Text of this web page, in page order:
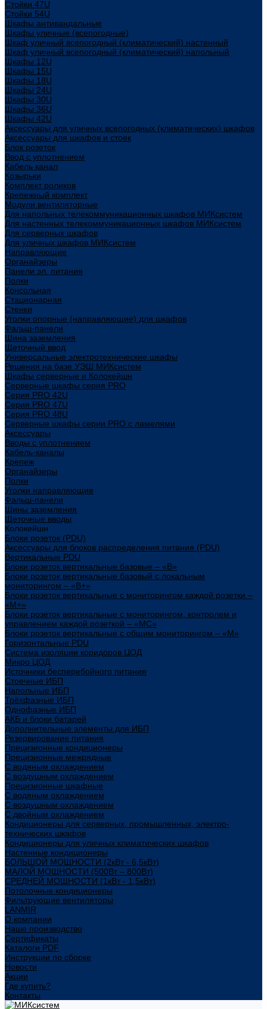
Стойки 47U
Стойки 54U
Шкафы антивандальные
Шкафы уличные (всепогодные)
Шкаф уличный всепогодный (климатический) настенный
Шкаф уличный всепогодный (климатический) напольный
Шкафы 12U
Шкафы 15U
Шкафы 18U
Шкафы 24U
Шкафы 30U
Шкафы 36U
Шкафы 42U
Аксессуары для уличных всепогодных (климатических) шкафов
Аксессуары для шкафов и стоек
Блок розеток
Ввод с уплотнением
Кабель канал
Козырьки
Комплект роликов
Крепежный комплект
Модули вентиляторные
Для напольных телекоммуникационных шкафов МИКсистем
Для настенных телекоммуникационных шкафов МИКсистем
Для серверных шкафов
Для уличных шкафов МИКсистем
Направляющие
Органайзеры
Панели эл. питания
Полки
Консольная
Стационарная
Стенки
Уголки опорные (направляющие) для шкафов
Фальш-панели
Шина заземления
Щеточный ввод
Универсальные электротехнические шкафы
Решения на базе УЭШ МИКсистем
Шкафы серверные и Колокейшн
Серверные шкафы серия PRO
Серия PRO 42U
Серия PRO 47U
Серия PRO 48U
Серверные шкафы серии PRO с ламелями
Аксессуары
Вводы с уплотнением
Кабель-каналы
Крепеж
Органайзеры
Полки
Уголки направляющие
Фальш-панели
Шины заземления
Щеточные вводы
Колокейшн
Блоки розеток (PDU)
Аксессуары для блоков распределения питания (PDU)
Вертикальные PDU
Блоки розеток вертикальные базовые – «В»
Блоки розеток вертикальные базовый с локальным
мониторингом – «В+»
Блоки розеток вертикальные с мониторингом каждой розетки –
«М+»
Блоки розеток вертикальные с мониторингом, контролем и
управлением каждой розеткой – «МС»
Блоки розеток вертикальные с общим мониторингом – «М»
Горизонтальные PDU
Система изоляции коридоров ЦОД
Микро ЦОД
Источники бесперебойного питания
Стоечные ИБП
Напольные ИБП
Трёхфазные ИБП
Однофазные ИБП
АКБ и блоки батарей
Дополнительные элементы для ИБП
Резервирование питания
Прецизионные кондиционеры
Прецизионные межрядные
С водяным охлаждением
С воздушным охлаждением
Прецизионные шкафные
С водяным охлаждением
С воздушным охлаждением
С двойным охлаждением
Кондиционеры для серверных, промышленных, электро-
технических шкафов
Кондиционеры для уличных климатических шкафов
Настенные кондиционеры
БОЛЬШОЙ МОЩНОСТИ (2кВт - 6,5кВт)
МАЛОЙ МОЩНОСТИ (500Вт – 800Вт)
СРЕДНЕЙ МОЩНОСТИ (1кВт - 1,5кВт)
Потолочные кондиционеры
Фильтрующие вентиляторы
LANMIR
О компании
Наше производство
Сертификаты
Каталоги PDF
Инструкции по сборке
Новости
Акции
Где купить?
Контакты